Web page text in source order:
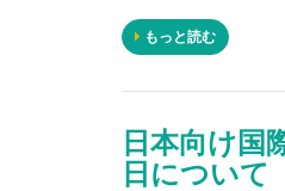
もっと読む
日本向け
日について